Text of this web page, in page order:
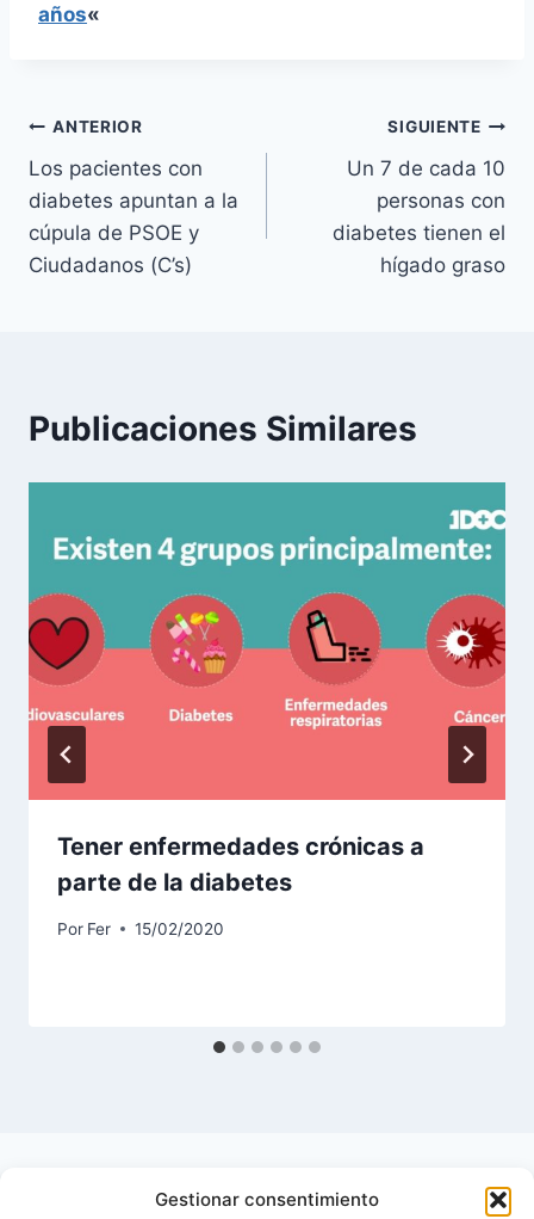
Gestionar consentimiento
años«
Navegación
de
entradas
ANTERIOR
Los pacientes con
diabetes apuntan a la
cúpula de PSOE y
Ciudadanos (C’s)
SIGUIENTE
Un 7 de cada 10
personas con
diabetes tienen el
hígado graso
Publicaciones Similares
Tener enfermedades crónicas a
parte de la diabetes
Por Fer 15/02/2020